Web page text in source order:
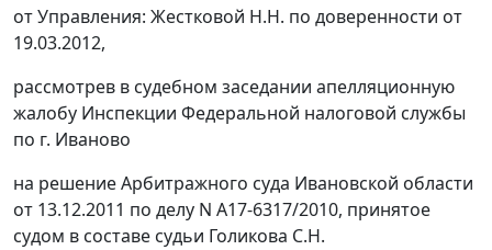
от Управления: Жестковой Н.Н. по доверенности от
19.03.2012,
рассмотрев в судебном заседании апелляционную
жалобу Инспекции Федеральной налоговой службы
по г. Иваново
на решение Арбитражного суда Ивановской области
от 13.12.2011 по делу N А17-6317/2010, принятое
судом в составе судьи Голикова С.Н.